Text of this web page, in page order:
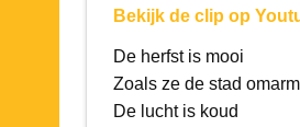
Bekijk de clip op
De herfst is mooi
Zoals ze de stad
De lucht is koud